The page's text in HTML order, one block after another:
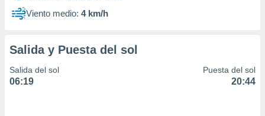
Viento medio: 4 km/h
Salida y Puesta del sol
Salida del sol
06:19
Puesta del sol
20:44